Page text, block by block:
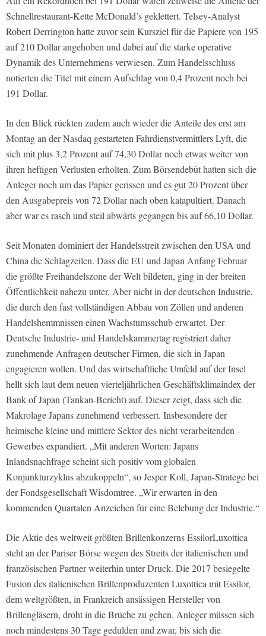
Schnellrestaurant-Kette McDonald’s geklettert. Telsey-Analyst
Robert Derrington hatte zuvor sein Kursziel für die Papiere von 195
auf 210 Dollar angehoben und dabei auf die starke operative
Dynamik des Unternehmens verwiesen. Zum Handelsschluss
notierten die Titel mit einem Aufschlag von 0,4 Prozent noch bei
191 Dollar.
In den Blick rückten zudem auch wieder die Anteile des erst am
Montag an der Nasdaq gestarteten Fahrdienstvermittlers Lyft, die
sich mit plus 3,2 Prozent auf 74,30 Dollar noch etwas weiter von
ihren heftigen Verlusten erholten. Zum Börsendebüt hatten sich die
Anleger noch um das Papier gerissen und es gut 20 Prozent über
den Ausgabepreis von 72 Dollar nach oben katapultiert. Danach
aber war es rasch und steil abwärts gegangen bis auf 66,10 Dollar.
Seit Monaten dominiert der Handelsstreit zwischen den USA und
China die Schlagzeilen. Dass die EU und Japan Anfang Februar
die größte Freihandelszone der Welt ­bildeten, ging in der breiten
Öffentlichkeit nahezu unter. Aber nicht in der deutschen Industrie,
die durch den fast vollständigen Abbau von ­Zöllen und anderen
Handelshemmnissen einen Wachstumsschub er­wartet. Der
Deutsche Industrie- und Handelskammertag registriert daher
zunehmende Anfragen deutscher Firmen, die sich in Japan
engagieren wollen. Und das wirtschaftliche ­Umfeld auf der Insel
hellt sich laut dem neuen vierteljährlichen Geschäftsklimaindex der
Bank of Japan (Tankan-Bericht) auf. Dieser zeigt, dass sich die
Makrolage Japans zunehmend verbessert. Insbesondere der
heimische kleine und mittlere Sektor des nicht verarbeitenden ­
Gewerbes expandiert. „Mit anderen Worten: Japans
Inlandsnachfrage scheint sich positiv vom globalen
Konjunkturzyklus abzukoppeln“, so Jesper Koll, Japan-Stratege bei
­der Fondsgesellschaft Wisdomtree. „Wir erwarten in den
kommenden Quartalen Anzeichen für eine Belebung der Industrie.“
Die Aktie des weltweit größten Brillenkonzerns EssilorLuxottica
steht an der Pariser Börse wegen des Streits der italienischen und
französischen Partner weiterhin unter Druck. Die 2017 besiegelte
Fusion des italienischen Brillenproduzenten Luxottica mit Essilor,
dem weltgrößten, in Frankreich ansässigen Hersteller von
Brillengläsern, droht in die Brüche zu gehen. Anleger müssen sich
noch mindestens 30 Tage gedulden und zwar, bis sich die